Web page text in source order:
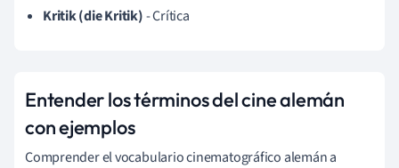
Kritik (die Kritik)- Crítica
Entender los términos del cine alemán
con ejemplos
Comprender el vocabulario cinematográfico alemán a